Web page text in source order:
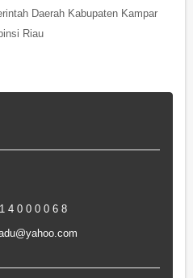
Daerah Kabupaten Kampar
Riau
4 0 0 0 0 6 8